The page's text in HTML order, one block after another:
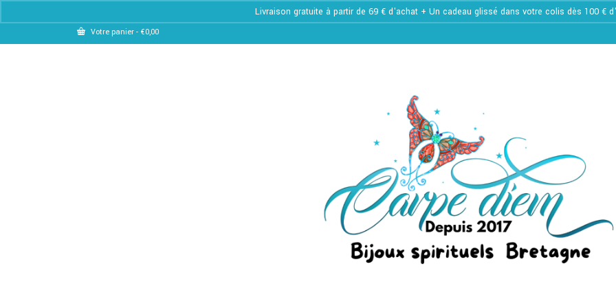
Livraison gratuite à partir de 69 € d'achat + Un cadeau glissé dans votre colis dès 100 €
Votre panier - €0,00